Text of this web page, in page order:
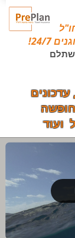
24/7!
ועוד